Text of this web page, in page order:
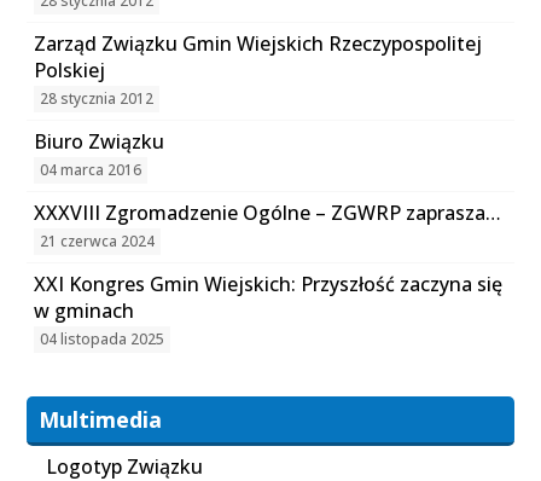
Zarząd Związku Gmin Wiejskich Rzeczypospolitej
Polskiej
28 stycznia 2012
Biuro Związku
04 marca 2016
XXXVIII Zgromadzenie Ogólne – ZGWRP zaprasza…
21 czerwca 2024
XXI Kongres Gmin Wiejskich: Przyszłość zaczyna się
w gminach
04 listopada 2025
Multimedia
Logotyp Związku